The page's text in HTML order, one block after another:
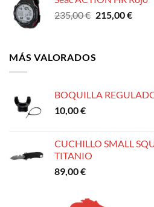
era:
20,00 €.
es:
18,95 €.
235,00€ El
era:
215,00€El
MÁS VALORADOS
BOQUILLA
10,00€
CUCHILLO SMALL
TITANIO
89,00€